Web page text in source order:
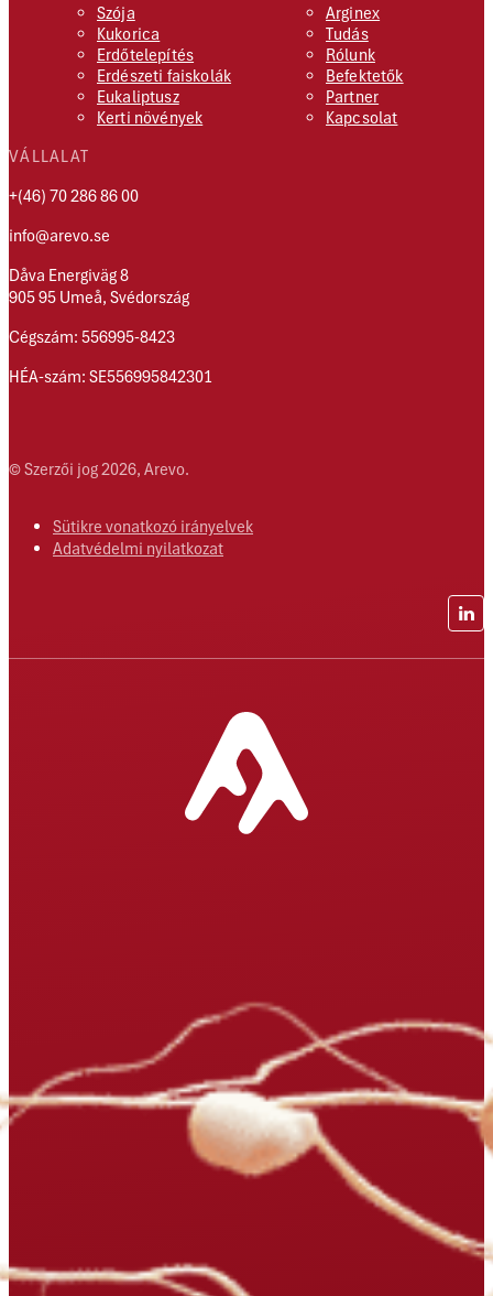
Szója
Kukorica
Erdőtelepítés
Erdészeti faiskolák
Eukaliptusz
Kerti növények
Arginex
Tudás
Rólunk
Befektetők
Partner
Kapcsolat
VÁLLALAT
+(46) 70 286 86 00
info@arevo.se
Dåva Energiväg 8
905 95 Umeå, Svédország
Cégszám: 556995-8423
HÉA-szám: SE556995842301
© Szerzői jog 2026, Arevo.
Sütikre vonatkozó irányelvek
Adatvédelmi nyilatkozat